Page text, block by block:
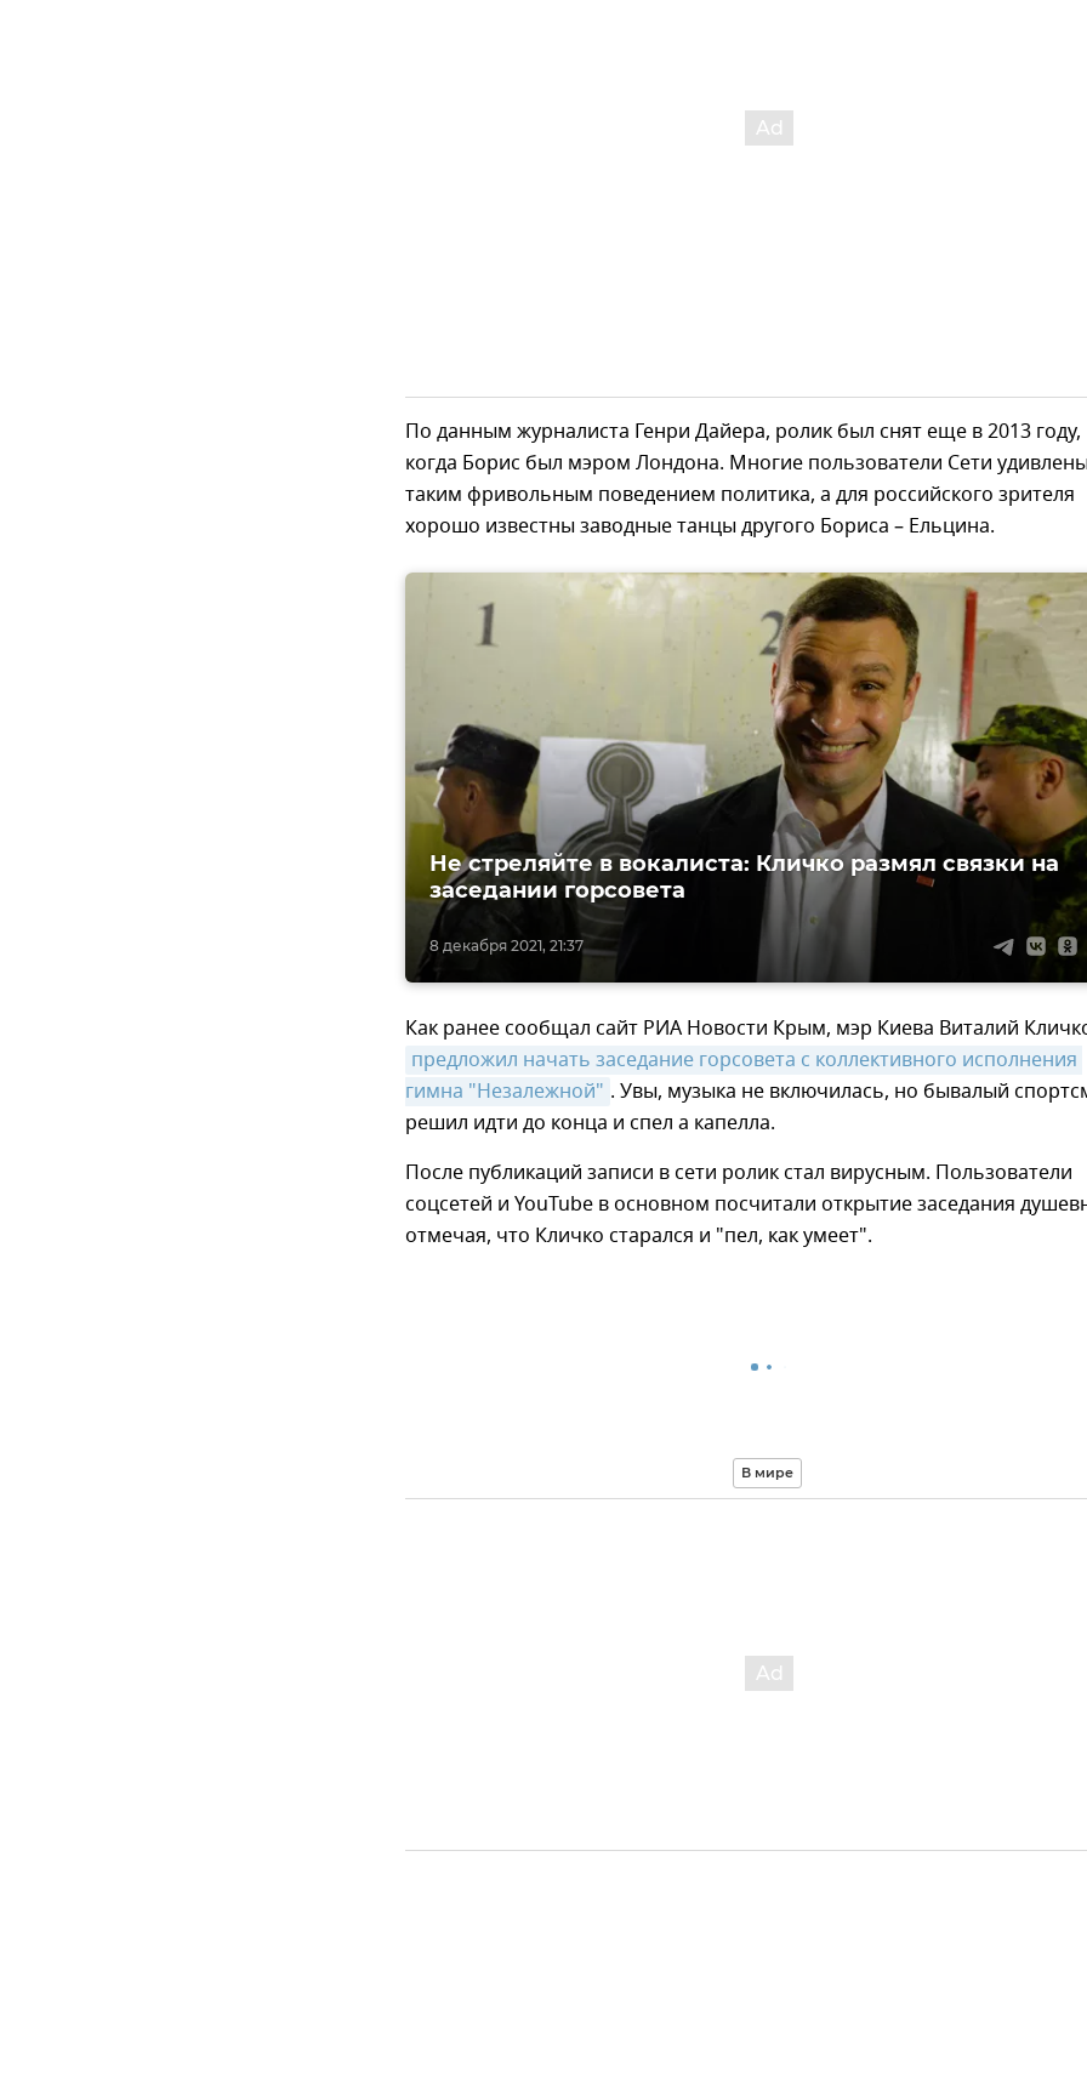
По данным журналиста Генри Дайера, ролик был снят еще в 2013 году,
когда Борис был мэром Лондона. Многие пользователи Сети
таким фривольным поведением политика, а для российского зрителя
хорошо известны заводные танцы другого Бориса – Ельцина.
8 декабря 2021, 21:37
Не стреляйте в вокалиста: Кличко размял связки на
заседании горсовета
Как ранее сообщал сайт РИА Новости Крым, мэр Киева Виталий
предложил начать заседание горсовета с коллективного исполнения
гимна "Незалежной" . Увы, музыка не включилась, но бывалый
решил идти до конца и спел а капелла.
После публикаций записи в сети ролик стал вирусным. Пользователи
соцсетей и YouTube в основном посчитали открытие заседания
отмечая, что Кличко старался и "пел, как умеет".
В мире